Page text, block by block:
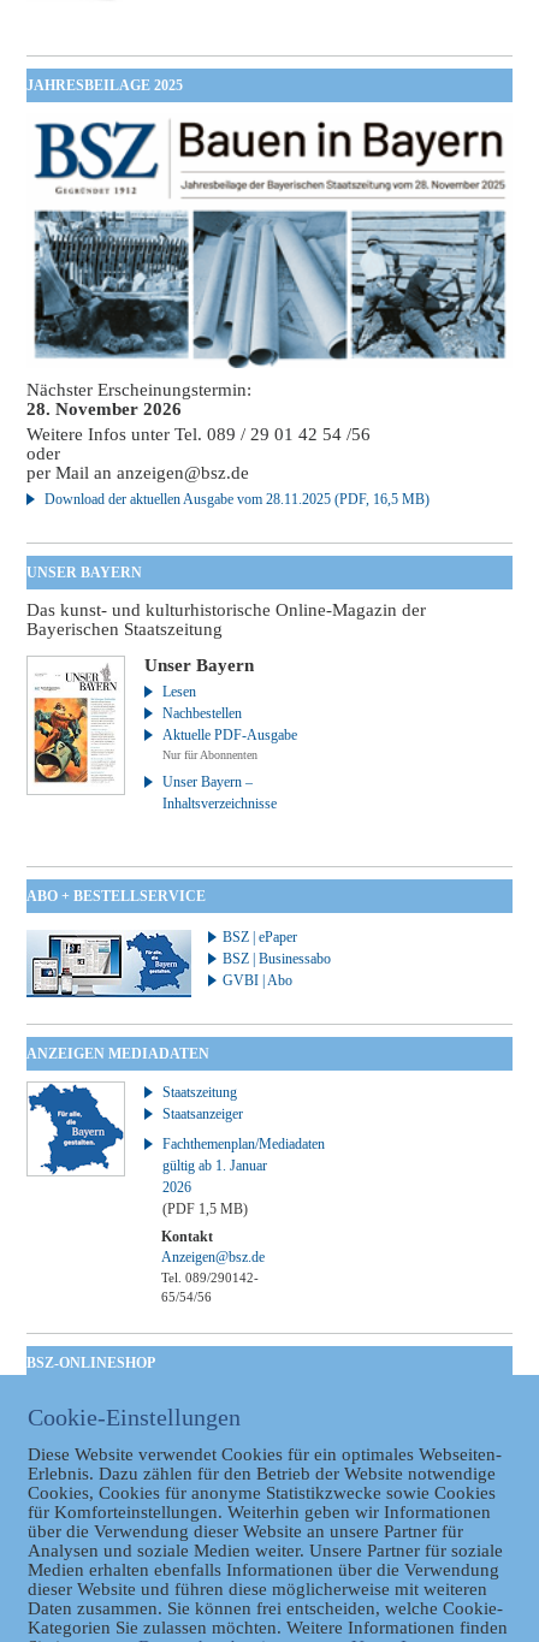
JAHRESBEILAGE 2025
Nächster Erscheinungstermin:
28. November 2026
Weitere Infos unter Tel. 089 / 29 01 42 54 /56
oder
per Mail ananzeigen@bsz.de
Download der aktuellen Ausgabe vom 28.11.2025 (PDF, 16,5 MB)
UNSER BAYERN
Das kunst- und kulturhistorische Online-Magazin der
Bayerischen Staatszeitung
Unser Bayern
Lesen
Nachbestellen
Aktuelle PDF-Ausgabe
Nur für Abonnenten
Unser Bayern –
Inhaltsverzeichnisse
ABO + BESTELLSERVICE
BSZ | ePaper
BSZ | Businessabo
GVBI | Abo
ANZEIGEN MEDIADATEN
Staatszeitung
Staatsanzeiger
Fachthemenplan/Mediadaten
gültig ab 1. Januar
2026
(PDF 1,5 MB)
Kontakt
Anzeigen@bsz.de
Tel. 089/290142-
65/54/56
BSZ-ONLINESHOP
Taschenbuch
GVBl | Einbanddecke
Datenschutz
Cookie-Einstellungen
Diese Website verwendet Cookies für ein optimales Webseiten-
Erlebnis. Dazu zählen für den Betrieb der Website notwendige
Cookies, Cookies für anonyme Statistikzwecke sowie Cookies
für Komforteinstellungen. Weiterhin geben wir Informationen
über die Verwendung dieser Website an unsere Partner für
Analysen und soziale Medien weiter. Unsere Partner für soziale
Medien erhalten ebenfalls Informationen über die Verwendung
dieser Website und führen diese möglicherweise mit weiteren
Daten zusammen. Sie können frei entscheiden, welche Cookie-
Kategorien Sie zulassen möchten. Weitere Informationen finden